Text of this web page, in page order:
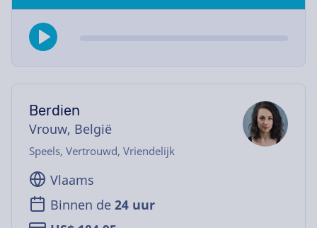
Berdien
Vrouw, België
Speels, Vertrouwd, Vriendelijk
Vlaams
Binnen de 24 uur